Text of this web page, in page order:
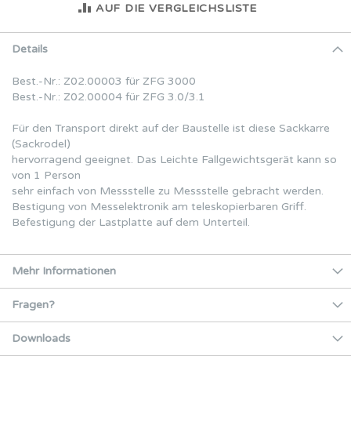
AUF DIE VERGLEICHSLISTE
Details
Best.-Nr.: Z02.00003 für ZFG 3000
Best.-Nr.: Z02.00004 für ZFG 3.0/3.1
Für den Transport direkt auf der Baustelle ist diese Sackkarre
(Sackrodel)
hervorragend geeignet. Das Leichte Fallgewichtsgerät kann so
von 1 Person
sehr einfach von Messstelle zu Messstelle gebracht werden.
Bestigung von Messelektronik am teleskopierbaren Griff.
Befestigung der Lastplatte auf dem Unterteil.
Mehr Informationen
Fragen?
Downloads